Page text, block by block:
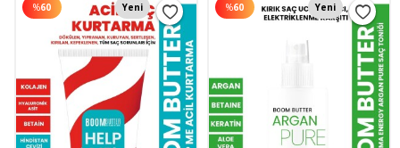
%60 Yeni %60 Yeni